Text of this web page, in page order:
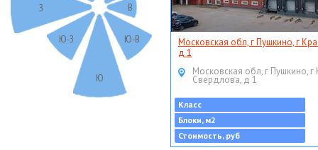
В
Ю-В
Ю
Ю-З
З
Московская обл, г Пушкино, г
д 1
Московская обл, г Пушкино, г
Свердлова, д 1
Класс
Блоки, м2
Стоимость, руб